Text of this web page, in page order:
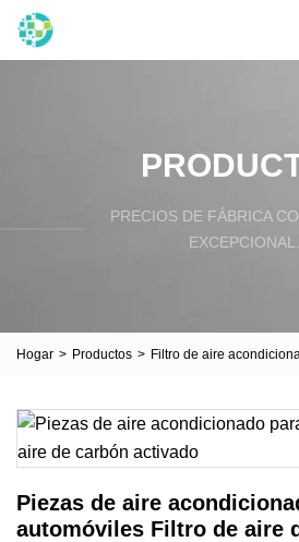
PRECIOS DE FÁBRICA
EXCEPCIONAL.
Hogar > Productos > Filtro de aire
Piezas de aire
automóviles Filtro de aire